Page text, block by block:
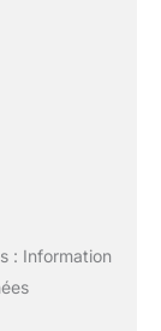
: Information